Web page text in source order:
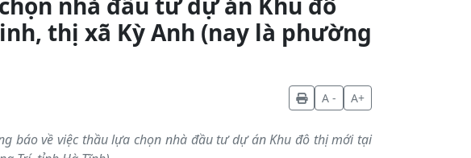
thị xã Kỳ Anh (nay là phường
A - A+
báo về việc thầu lựa chọn nhà đầu tư dự án Khu đô thị mới tại